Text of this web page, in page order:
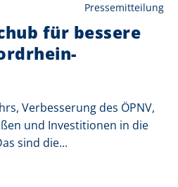
Pressemitteilung
für bessere
Verbesserung des ÖPNV,
und Investitionen in die
sind die...